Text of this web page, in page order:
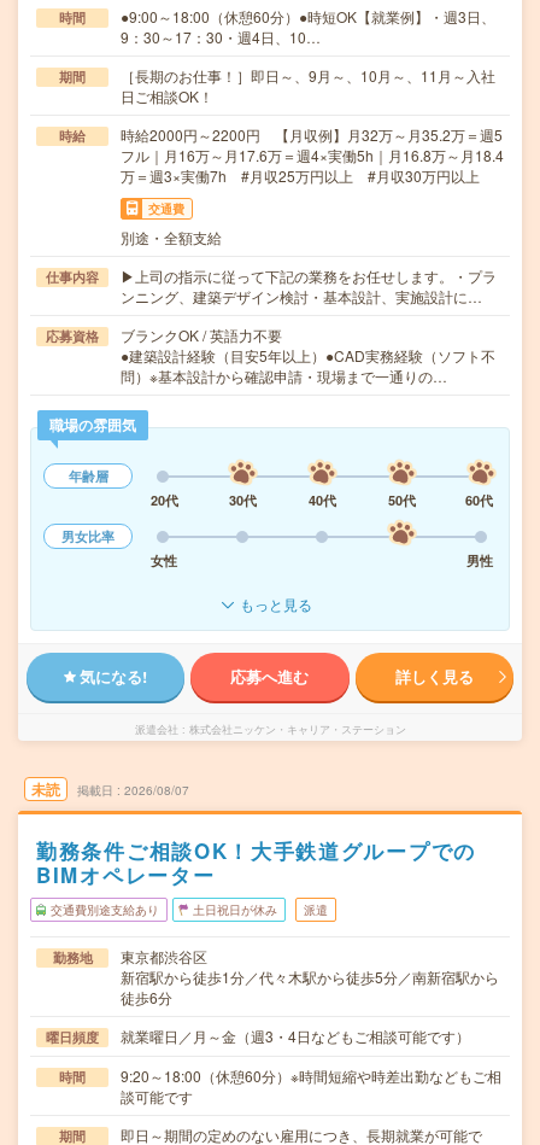
時間
●9:00～18:00（休憩60分）●時短OK【就業例】・週3日、
9：30～17：30・週4日、10…
期間
［長期のお仕事！］即日～、9月～、10月～、11月～入社
日ご相談OK！
時給
時給2000円～2200円 【月収例】月32万～月35.2万＝週5
フル｜月16万～月17.6万＝週4×実働5h｜月16.8万～月18.4
万＝週3×実働7h #月収25万円以上 #月収30万円以上
交通費
別途・全額支給
仕事内容
▶上司の指示に従って下記の業務をお任せします。・プラ
ンニング、建築デザイン検討・基本設計、実施設計に…
応募資格
ブランクOK / 英語力不要
●建築設計経験（目安5年以上）●CAD実務経験（ソフト不
問）※基本設計から確認申請・現場まで一通りの…
職場の雰囲気
年齢層
20代
30代 40代 50代
60代
男女比率
女性
男性
もっと見る
気になる! 応募へ進む 詳しく見る
派遣会社 株式会社ニッケン・キャリア・ステーション
未読 掲載日 2026/08/07
勤務条件ご相談OK！大手鉄道グループでの
BIMオペレーター
交通費別途支給あり 土日祝日が休み 派遣
勤務地
東京都渋谷区
新宿駅から徒歩1分／代々木駅から徒歩5分／南新宿駅から
徒歩6分
曜日頻度 就業曜日／月～金（週3・4日などもご相談可能です）
時間
9:20～18:00（休憩60分）※時間短縮や時差出勤などもご相
談可能です
期間 即日～期間の定めのない雇用につき、長期就業が可能で